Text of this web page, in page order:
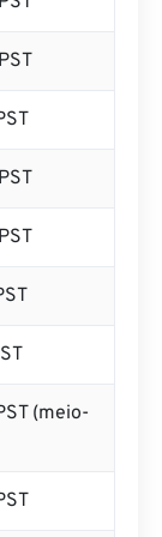
(meio-